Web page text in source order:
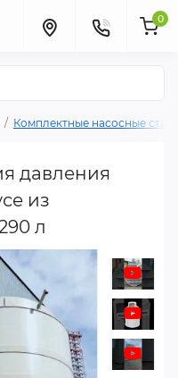
0
Комплектные насосные
давления
из
л